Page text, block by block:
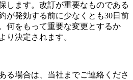
します。改訂が重要なものである
が発効する前に少なくとも30日前
何をもって重要な変更とするか
り決定されます。
る場合は、当社までご連絡くださ